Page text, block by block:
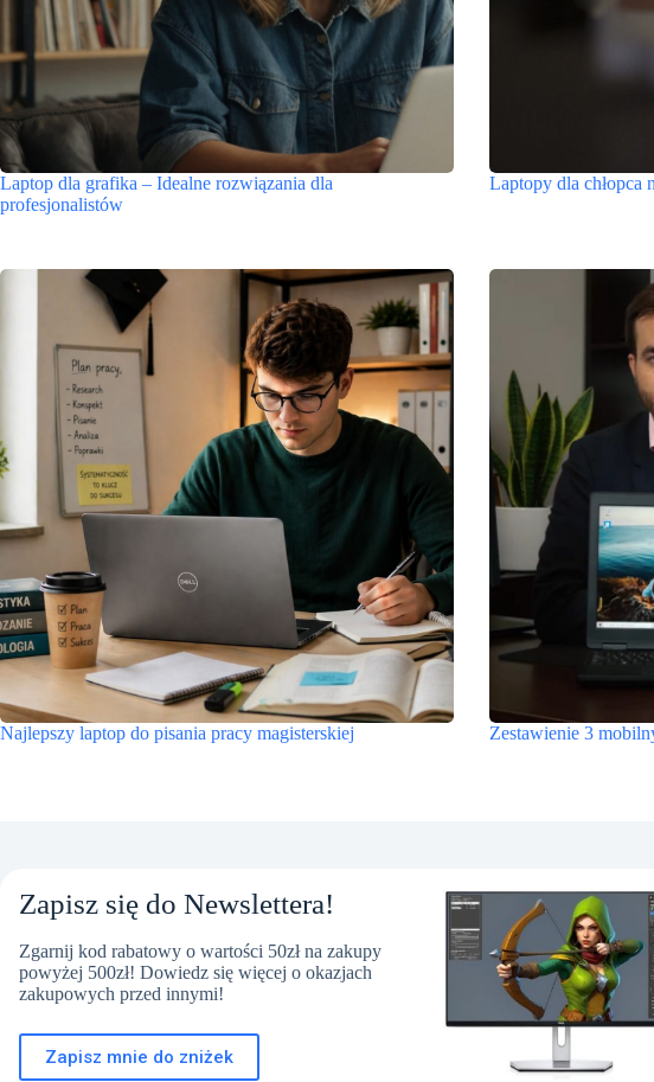
Laptop dla grafika – Idealne rozwiązania dla
profesjonalistów
Laptopy dla chłopca
Najlepszy laptop do pisania pracy magisterskiej Zestawienie 3
Zapisz się do Newslettera!
Zgarnij kod rabatowy o wartości 50zł na zakupy
powyżej 500zł! Dowiedz się więcej o okazjach
zakupowych przed innymi!
Zapisz mnie do zniżek